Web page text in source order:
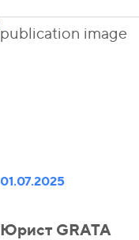
01.07.2025
Юрист GRATA